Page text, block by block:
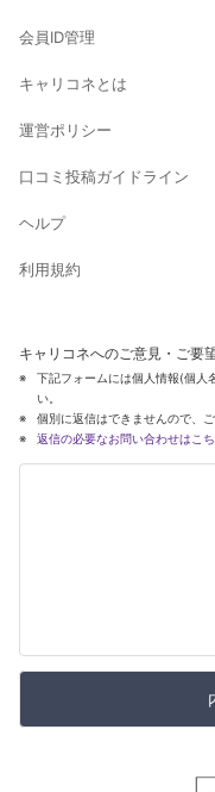
会員ID管理
キャリコネとは
運営ポリシー
口コミ投稿ガイドライン
ヘルプ
利用規約
キャリコネへのご意見・ご要
下記フォームには個人情報(個人
い。
個別に返信はできませんので、ご
返信の必要なお問い合わせはこ